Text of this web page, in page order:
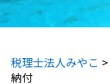
税理士法人みやこ >
納付